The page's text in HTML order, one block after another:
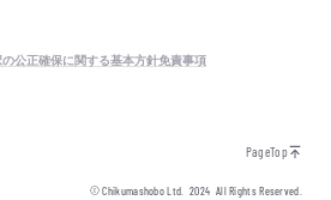
公正確保に関する基本方針免責事項
PageTop
© Chikumashobo Ltd.2024 All Rights Reserved.